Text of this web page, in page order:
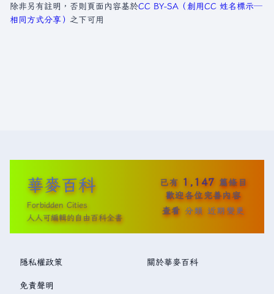
除非另有註明，否則頁面內容基於CC BY-SA（創用CC 姓名標示─
相同方式分享） 之下可用
華麥百科
Forbidden Cities
人人可編輯的自由百科全書
已有 1,147 篇條目
歡迎各位完善內容
查看 分類 近期變更
隱私權政策 關於華麥百科
免責聲明